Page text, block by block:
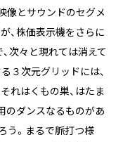
像とサウンドのセグメ
、株価表示機をさらに
次々と現れては消えて
３次元グリッドには、
れはくもの巣、はたま
のダンスなるものがあ
う。まるで脈打つ様